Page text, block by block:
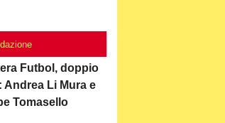
Futbol, doppio
Andrea Li Mura e
Tomasello